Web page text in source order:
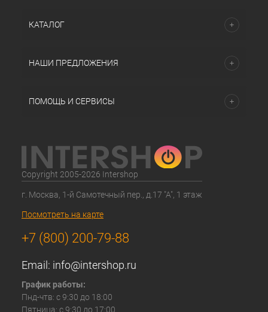
КАТАЛОГ
НАШИ ПРЕДЛОЖЕНИЯ
ПОМОЩЬ И СЕРВИСЫ
Copyright 2005-2026 Intershop
г. Москва, 1-й Самотечный пер., д.17 "А", 1 этаж
Посмотреть на карте
+7 (800) 200-79-88
Email: info@intershop.ru
График работы:
Пнд-чтв: с 9:30 до 18:00
Пятница: с 9:30 до 17:00